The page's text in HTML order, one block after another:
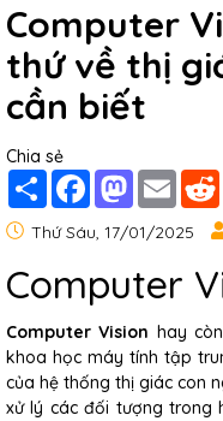
Computer
thứ về thị
cần biết
Chia sẻ
Share FacebookMastodon
Email
Thứ Sáu, 17/01/2025
Computer
Computer Vision hay
khoa học máy tính tập
của hệ thống thị giác con
xử lý các đối tượng trong